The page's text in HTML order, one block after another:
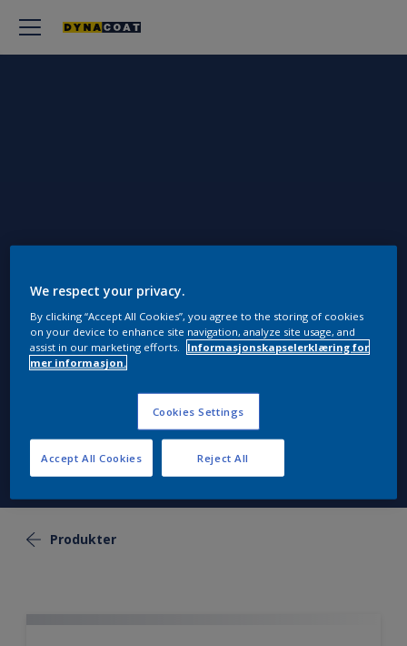
TILBEHØR
Et begrenset sett tynnere som passer for alle
bruksforhold.
Produkter
We respect your privacy.
By clicking “Accept All Cookies”, you agree to the storing of cookies
on your device to enhance site navigation, analyze site usage, and
assist in our marketing efforts.
Informasjonskapselerklæring for
mer informasjon.
Cookies Settings
Reject All
Accept All Cookies